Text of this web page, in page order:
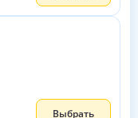
Выбрать